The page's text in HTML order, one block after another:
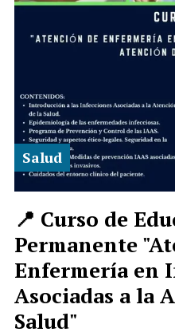
📍 Curso de
Permanente
Enfermería en
Asociadas a la
Salud"
Salud